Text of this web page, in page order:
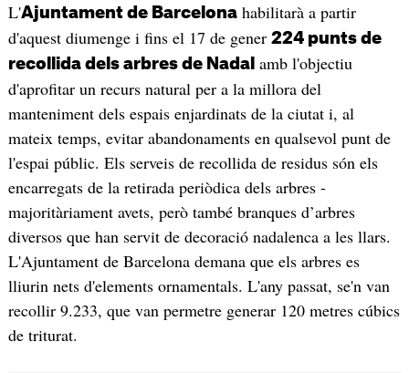
L'Ajuntament de Barcelonahabilitarà a partir
d'aquest diumenge i fins el 17 de gener 224 punts de
recollida dels arbres de Nadal amb l'objectiu
d'aprofitar un recurs natural per a la millora del
manteniment dels espais enjardinats de la ciutat i, al
mateix temps, evitar abandonaments en qualsevol punt de
l'espai públic. Els serveis de recollida de residus són els
encarregats de la retirada periòdica dels arbres -
majoritàriament avets, però també branques d’arbres
diversos que han servit de decoració nadalenca a les llars.
L'Ajuntament de Barcelona demana que els arbres es
lliurin nets d'elements ornamentals. L'any passat, se'n van
recollir 9.233, que van permetre generar 120 metres cúbics
de triturat.